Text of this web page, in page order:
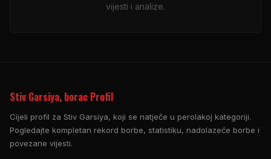
vijesti i analize.
Stiv Garsiya, borac Profil
Cijeli profil za Stiv Garsiya, koji se natječe u perolakoj kategoriji.
Pogledajte kompletan rekord borbe, statistiku, nadolazeće borbe i
povezane vijesti.